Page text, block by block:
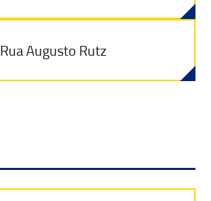
Rua Augusto Rutz